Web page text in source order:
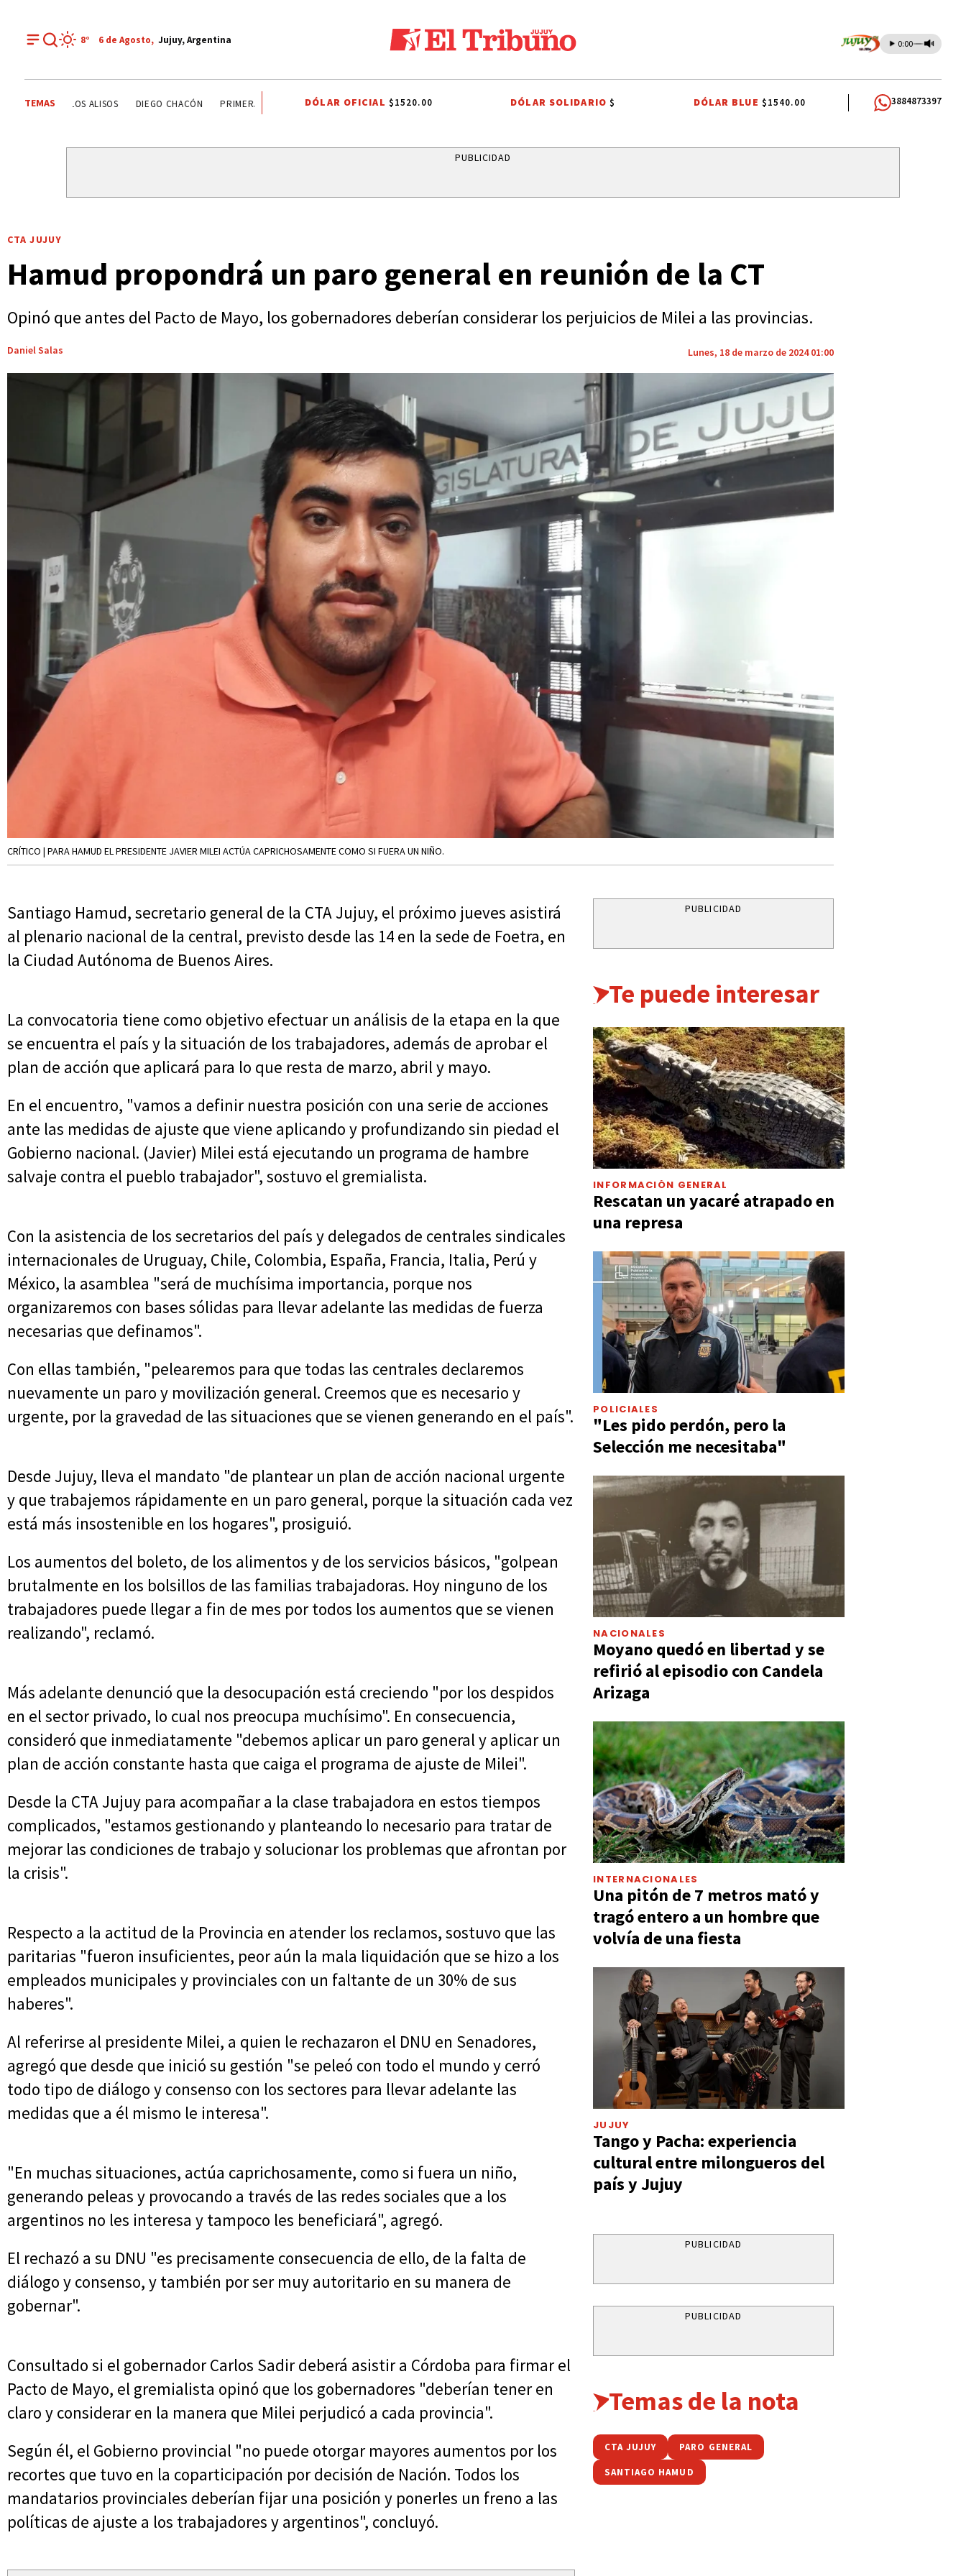
8° 6 de Agosto, Jujuy, Argentina 0:00
TEMAS DEPORTE RECREATIVO YAMILA CHAVES LOS ALISOS DIEGO CHACÓN PRIMERA NACIONAL LIGA PROFESIONAL INTERNA JUSTICIALISTA INTERNA JUSTICIALISTA INTERNA JUSTICIALISTA
DÓLAR OFICIAL $1520.00 DÓLAR SOLIDARIO$ DÓLAR BLUE $1540.00 3884873397
PUBLICIDAD
CTA JUJUY
Hamud propondrá un paro general en reunión de la CT
Opinó que antes del Pacto de Mayo, los gobernadores deberían considerar los perjuicios de Milei a las provincias.
Daniel Salas Lunes, 18 de marzo de 2024 01:00
CRÍTICO | PARA HAMUD EL PRESIDENTE JAVIER MILEI ACTÚA CAPRICHOSAMENTE COMO SI FUERA UN NIÑO.
Santiago Hamud, secretario general de la CTA Jujuy, el próximo jueves asistirá
al plenario nacional de la central, previsto desde las 14 en la sede de Foetra, en
la Ciudad Autónoma de Buenos Aires.
La convocatoria tiene como objetivo efectuar un análisis de la etapa en la que
se encuentra el país y la situación de los trabajadores, además de aprobar el
plan de acción que aplicará para lo que resta de marzo, abril y mayo.
En el encuentro, "vamos a definir nuestra posición con una serie de acciones
ante las medidas de ajuste que viene aplicando y profundizando sin piedad el
Gobierno nacional. (Javier) Milei está ejecutando un programa de hambre
salvaje contra el pueblo trabajador", sostuvo el gremialista.
Con la asistencia de los secretarios del país y delegados de centrales sindicales
internacionales de Uruguay, Chile, Colombia, España, Francia, Italia, Perú y
México, la asamblea "será de muchísima importancia, porque nos
organizaremos con bases sólidas para llevar adelante las medidas de fuerza
necesarias que definamos".
Con ellas también, "pelearemos para que todas las centrales declaremos
nuevamente un paro y movilización general. Creemos que es necesario y
urgente, por la gravedad de las situaciones que se vienen generando en el país".
Desde Jujuy, lleva el mandato "de plantear un plan de acción nacional urgente
y que trabajemos rápidamente en un paro general, porque la situación cada vez
está más insostenible en los hogares", prosiguió.
Los aumentos del boleto, de los alimentos y de los servicios básicos, "golpean
brutalmente en los bolsillos de las familias trabajadoras. Hoy ninguno de los
trabajadores puede llegar a fin de mes por todos los aumentos que se vienen
realizando", reclamó.
Más adelante denunció que la desocupación está creciendo "por los despidos
en el sector privado, lo cual nos preocupa muchísimo". En consecuencia,
consideró que inmediatamente "debemos aplicar un paro general y aplicar un
plan de acción constante hasta que caiga el programa de ajuste de Milei".
Desde la CTA Jujuy para acompañar a la clase trabajadora en estos tiempos
complicados, "estamos gestionando y planteando lo necesario para tratar de
mejorar las condiciones de trabajo y solucionar los problemas que afrontan por
la crisis".
Respecto a la actitud de la Provincia en atender los reclamos, sostuvo que las
paritarias "fueron insuficientes, peor aún la mala liquidación que se hizo a los
empleados municipales y provinciales con un faltante de un 30% de sus
haberes".
Al referirse al presidente Milei, a quien le rechazaron el DNU en Senadores,
agregó que desde que inició su gestión "se peleó con todo el mundo y cerró
todo tipo de diálogo y consenso con los sectores para llevar adelante las
medidas que a él mismo le interesa".
"En muchas situaciones, actúa caprichosamente, como si fuera un niño,
generando peleas y provocando a través de las redes sociales que a los
argentinos no les interesa y tampoco les beneficiará", agregó.
El rechazó a su DNU "es precisamente consecuencia de ello, de la falta de
diálogo y consenso, y también por ser muy autoritario en su manera de
gobernar".
Consultado si el gobernador Carlos Sadir deberá asistir a Córdoba para firmar el
Pacto de Mayo, el gremialista opinó que los gobernadores "deberían tener en
claro y considerar en la manera que Milei perjudicó a cada provincia".
Según él, el Gobierno provincial "no puede otorgar mayores aumentos por los
recortes que tuvo en la coparticipación por decisión de Nación. Todos los
mandatarios provinciales deberían fijar una posición y ponerles un freno a las
políticas de ajuste a los trabajadores y argentinos", concluyó.
PUBLICIDAD
Te puede interesar
INFORMACIÓN GENERAL
Rescatan un yacaré atrapado en
una represa
POLICIALES
"Les pido perdón, pero la
Selección me necesitaba"
NACIONALES
Moyano quedó en libertad y se
refirió al episodio con Candela
Arizaga
INTERNACIONALES
Una pitón de 7 metros mató y
tragó entero a un hombre que
volvía de una fiesta
JUJUY
Tango y Pacha: experiencia
cultural entre milongueros del
país y Jujuy
PUBLICIDAD
PUBLICIDAD
Temas de la nota
CTA JUJUY PARO GENERAL
SANTIAGO HAMUD